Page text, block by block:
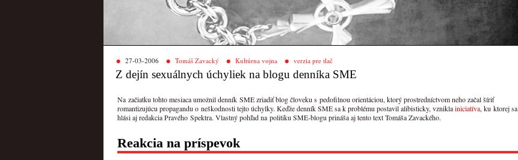
27-03-2006 Tomáš Zavacký Kultúrna vojna verzia pre tlač
Z dejín sexuálnych úchyliek na blogu denníka SME
Na začiatku tohto mesiaca umožnil denník SME zriadiť blog človeku s pedofilnou orientáciou, ktorý prostredníctvom neho začal šíriť
romantizujúcu propagandu o neškodnosti tejto úchylky. Keďže denník SME sa k problému postavil alibisticky, vzniklainiciatíva, ku ktorej sa
hlási aj redakcia Pravého Spektra. Vlastný pohľad na politiku SME-blogu prináša aj tento text Tomáša Zavackého.
Reakcia na príspevok